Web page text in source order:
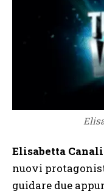
Elisabetta
nuovi
guidare due